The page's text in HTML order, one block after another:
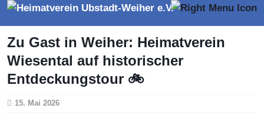
Zu Gast in Weiher: Heimatverein
Wiesental auf historischer
Entdeckungstour 🚲
15. Mai 2026